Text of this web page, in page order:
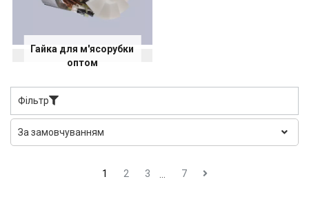
Гайка для м'ясорубки
оптом
Фільтр
1 2 3 ... 7